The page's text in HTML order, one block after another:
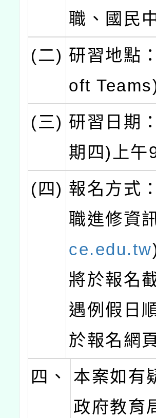
職、國民
(二) 研習地點
oft
(三) 研習日期
期四)上午
(四) 報名方式
職進修資
ce.edu.tw
將於報名
遇例假日
於報名網
四、
本案如有
政府教育